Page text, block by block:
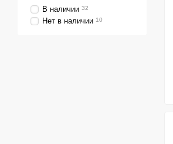
В наличии 32
Нет в наличии 10